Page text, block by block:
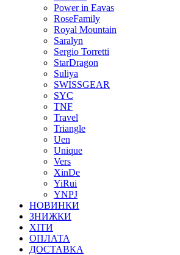
Power in Eavas
RoseFamily
Royal Mountain
Saralyn
Sergio Torretti
StarDragon
Suliya
SWISSGEAR
SYC
TNF
Travel
Triangle
Uen
Unique
Vers
XinDe
YiRui
YNPJ
НОВИНКИ
ЗНИЖКИ
ХІТИ
ОПЛАТА
ДОСТАВКА